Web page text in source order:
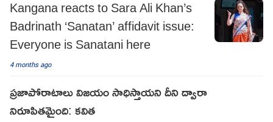
Kangana reacts to Sara Ali Khan’s
Badrinath ‘Sanatan’ affidavit issue:
Everyone is Sanatani here
4 months ago
ప్రజాపోరాటాలు విజయం సాధిస్తాయని దీని ద్వారా
నిరూపితమైంది: కవిత